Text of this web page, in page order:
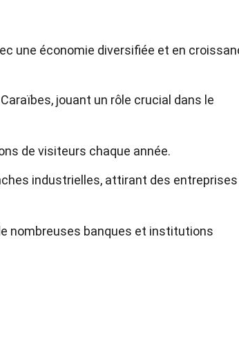
une économie diversifiée et en
jouant un rôle crucial dans le
de visiteurs chaque année.
industrielles, attirant des entreprises
nombreuses banques et institutions